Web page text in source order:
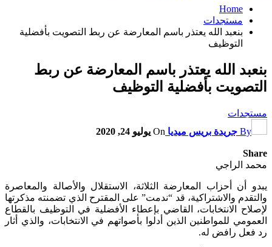
Home
مستجدات
بنعبد الله يعتذر باسم المعارضة عن ربط التصويت بأفضلية
التوظيف
بنعبد الله يعتذر باسم المعارضة عن ربط
التصويت بأفضلية التوظيف
مستجدات
By جريدة بريس ميديا On يوليو 24, 2020
Share
محمد الراجي
يبدو أن أحزاب المعارضة الثلاثة، الاستقلال والأصالة والمعاصرة
والتقدم والاشتراكية، قد “ندمت” على المقترح الذي تضمنته مذكرتها
لإصلاح الانتخابات، القاضي بإعطاء الأفضلية في التوظيف بالقطاع
العمومي للمواطنين الذين أدلوا بأصواتهم في الانتخابات، والذي أثار
رد فعل رافض له.